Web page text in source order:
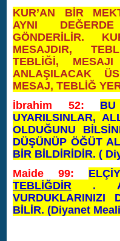
KUR’AN BİR
AYNI
GÖNDERİLİR.
MESAJDIR,
TEBLİĞİ, MESAJI
ANLAŞILACAK
MESAJ, TEBLİĞ
İbrahim 52:
UYARILSINLAR,
OLDUĞUNU
DÜŞÜNÜP ÖĞÜT
BİR BİLDİRİDİR. (
Maide 99:
TEBLİĞDİR .
VURDUKLARINIZI
BİLİR. (Diyanet